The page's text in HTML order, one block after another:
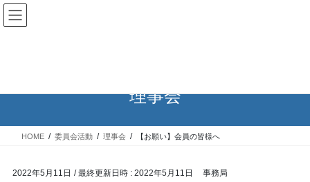
コ
ン
ス
ナ
ビ
ン
理事会
HOME 委員会活動 理事会 【お願い】会員の皆様へ
2022年5月11日 / 最終更新日時 : 2022年5月11日 事務局